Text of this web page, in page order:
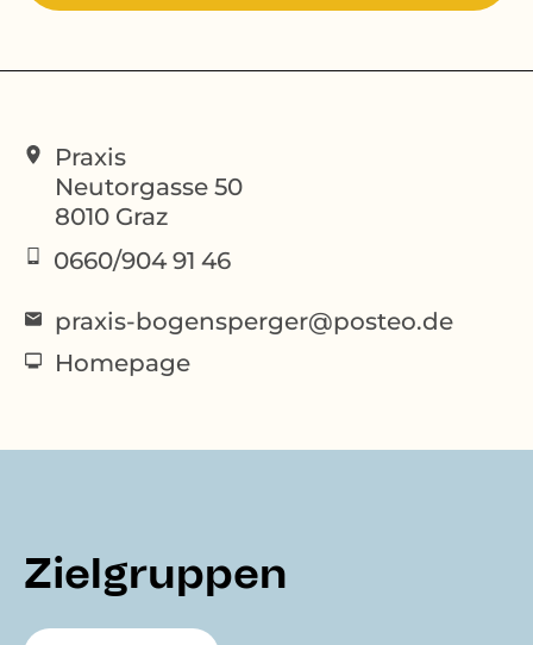
Praxis
Neutorgasse 50
8010 Graz
0660/904 91 46
praxis-bogensperger@posteo.de
Homepage
Zielgruppen